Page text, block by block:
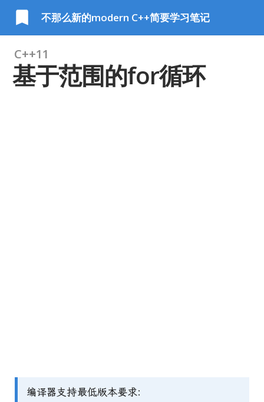
不那么新的modern C++简要学习笔记
C++11
基于范围的for循环
编译器支持最低版本要求: